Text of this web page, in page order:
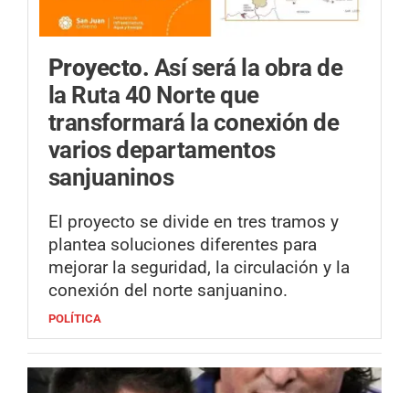
Proyecto. Así será la obra de
la Ruta 40 Norte que
transformará la conexión de
varios departamentos
sanjuaninos
El proyecto se divide en tres tramos y
plantea soluciones diferentes para
mejorar la seguridad, la circulación y la
conexión del norte sanjuanino.
POLÍTICA